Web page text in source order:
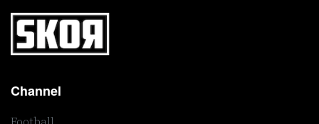
Channel